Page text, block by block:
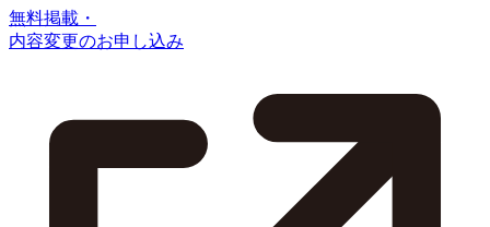
無料掲載・
内容変更のお申し込み